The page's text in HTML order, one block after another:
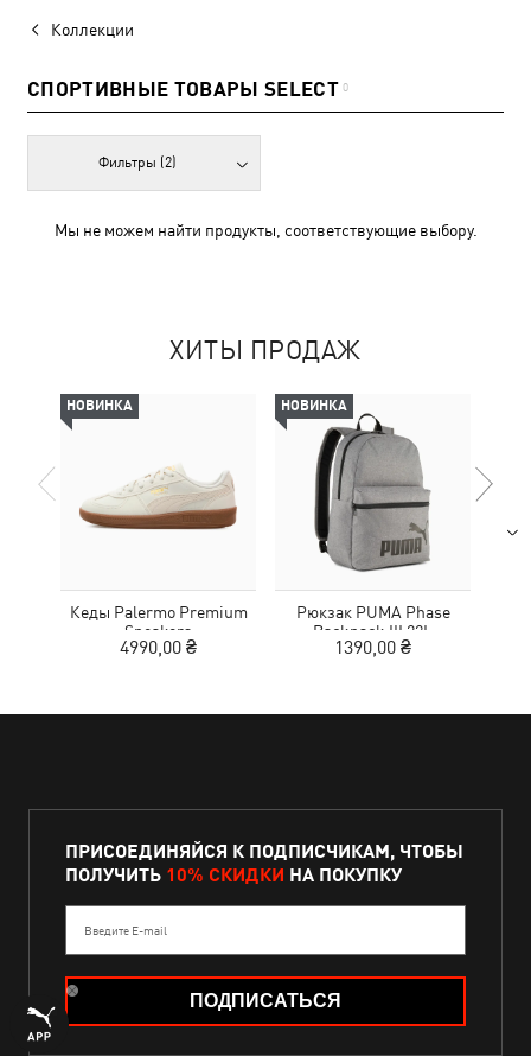
Коллекции
СПОРТИВНЫЕ ТОВАРЫ SELECT 0
Фильтры (2)
Мы не можем найти продукты, соответствующие выбору.
ХИТЫ ПРОДАЖ
НОВИНКА
Кеды Palermo Premium
Sneakers
4990,00 ₴
НОВИНКА
Рюкзак PUMA Phase
Backpack III 22L
1390,00 ₴
ПРИСОЕДИНЯЙСЯ К ПОДПИСЧИКАМ, ЧТОБЫ
ПОЛУЧИТЬ 10% СКИДКИ НА ПОКУПКУ
Введите E-mail
ПОДПИСАТЬСЯ